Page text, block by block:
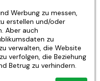
Schneider Muster-
Sichtschutz-
Fensterfolie
Werbung zu messen,
erstellen und/oder
Aber auch
zu
verwalten, die Website
verfolgen, die Beziehung
Betrug zu verhindern.